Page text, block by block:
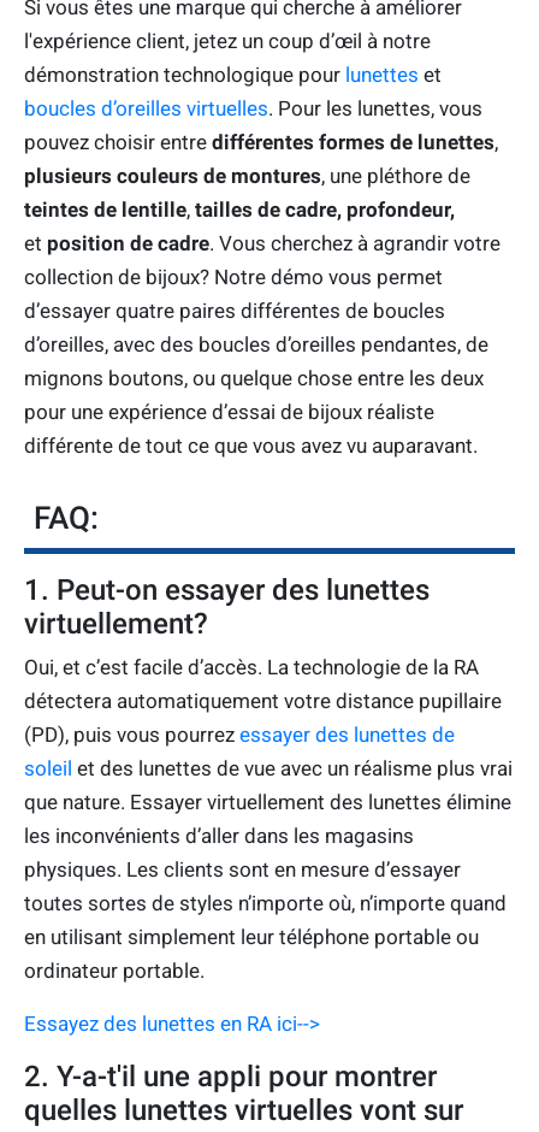
Si vous êtes une marque qui cherche à améliorer
l'expérience client, jetez un coup d’œil à notre
démonstration technologique pour lunettes et
boucles d’oreilles virtuelles. Pour les lunettes, vous
pouvez choisir entre différentes formes de lunettes,
plusieurs couleurs de montures, une pléthore de
teintes de lentille, tailles de cadre, profondeur,
et position de cadre. Vous cherchez à agrandir votre
collection de bijoux? Notre démo vous permet
d’essayer quatre paires différentes de boucles
d’oreilles, avec des boucles d’oreilles pendantes, de
mignons boutons, ou quelque chose entre les deux
pour une expérience d’essai de bijoux réaliste
différente de tout ce que vous avez vu auparavant.
FAQ:
1. Peut-on essayer des lunettes
virtuellement?
Oui, et c’est facile d’accès. La technologie de la RA
détectera automatiquement votre distance pupillaire
(PD), puis vous pourrez essayer des lunettes de
soleil et des lunettes de vue avec un réalisme plus vrai
que nature. Essayer virtuellement des lunettes élimine
les inconvénients d’aller dans les magasins
physiques. Les clients sont en mesure d’essayer
toutes sortes de styles n’importe où, n’importe quand
en utilisant simplement leur téléphone portable ou
ordinateur portable.
Essayez des lunettes en RA ici-->
2. Y-a-t'il une appli pour montrer
quelles lunettes virtuelles vont sur